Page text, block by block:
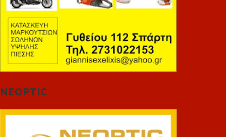
NEOPTIC